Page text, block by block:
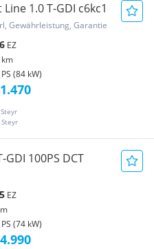
1.0 T-GDI c6kc1
Gewährleistung, Garantie
EZ
km
PS (84 kW)
100PS DCT
EZ
PS (74 kW)